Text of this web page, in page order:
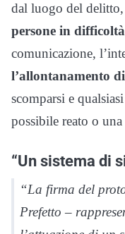
dal luogo del delitto,
persone in difficoltà
comunicazione,
l’allontanamento
scomparsi e
possibile reato o
“Un sistema di
“La firma del
Prefetto –